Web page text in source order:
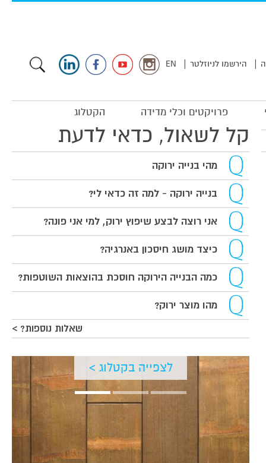
EN | הירשמו לניוזלטר |
פרויקטים וכלי מדידה הקטלוג
קל לשאול, כדאי לדעת
מהי בנייה ירוקה
בנייה ירוקה - למה זה כדאי לי?
אני רוצה לבצע שיפוץ ירוק, למי אני פונה?
כיצד מושג חיסכון באנרגיה?
כמה הבנייה הירוקה חוסכת בהוצאות השוטפות?
מהו מוצר ירוק?
שאלות נוספות? >
לצפייה בקטלוג >